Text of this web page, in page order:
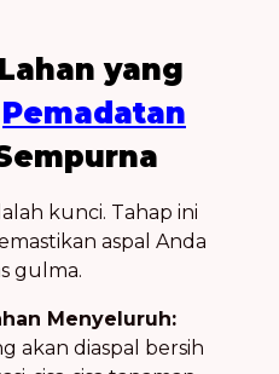
yang
Pemadatan
kunci. Tahap ini
aspal Anda
gulma.
Menyeluruh:
akan diaspal bersih